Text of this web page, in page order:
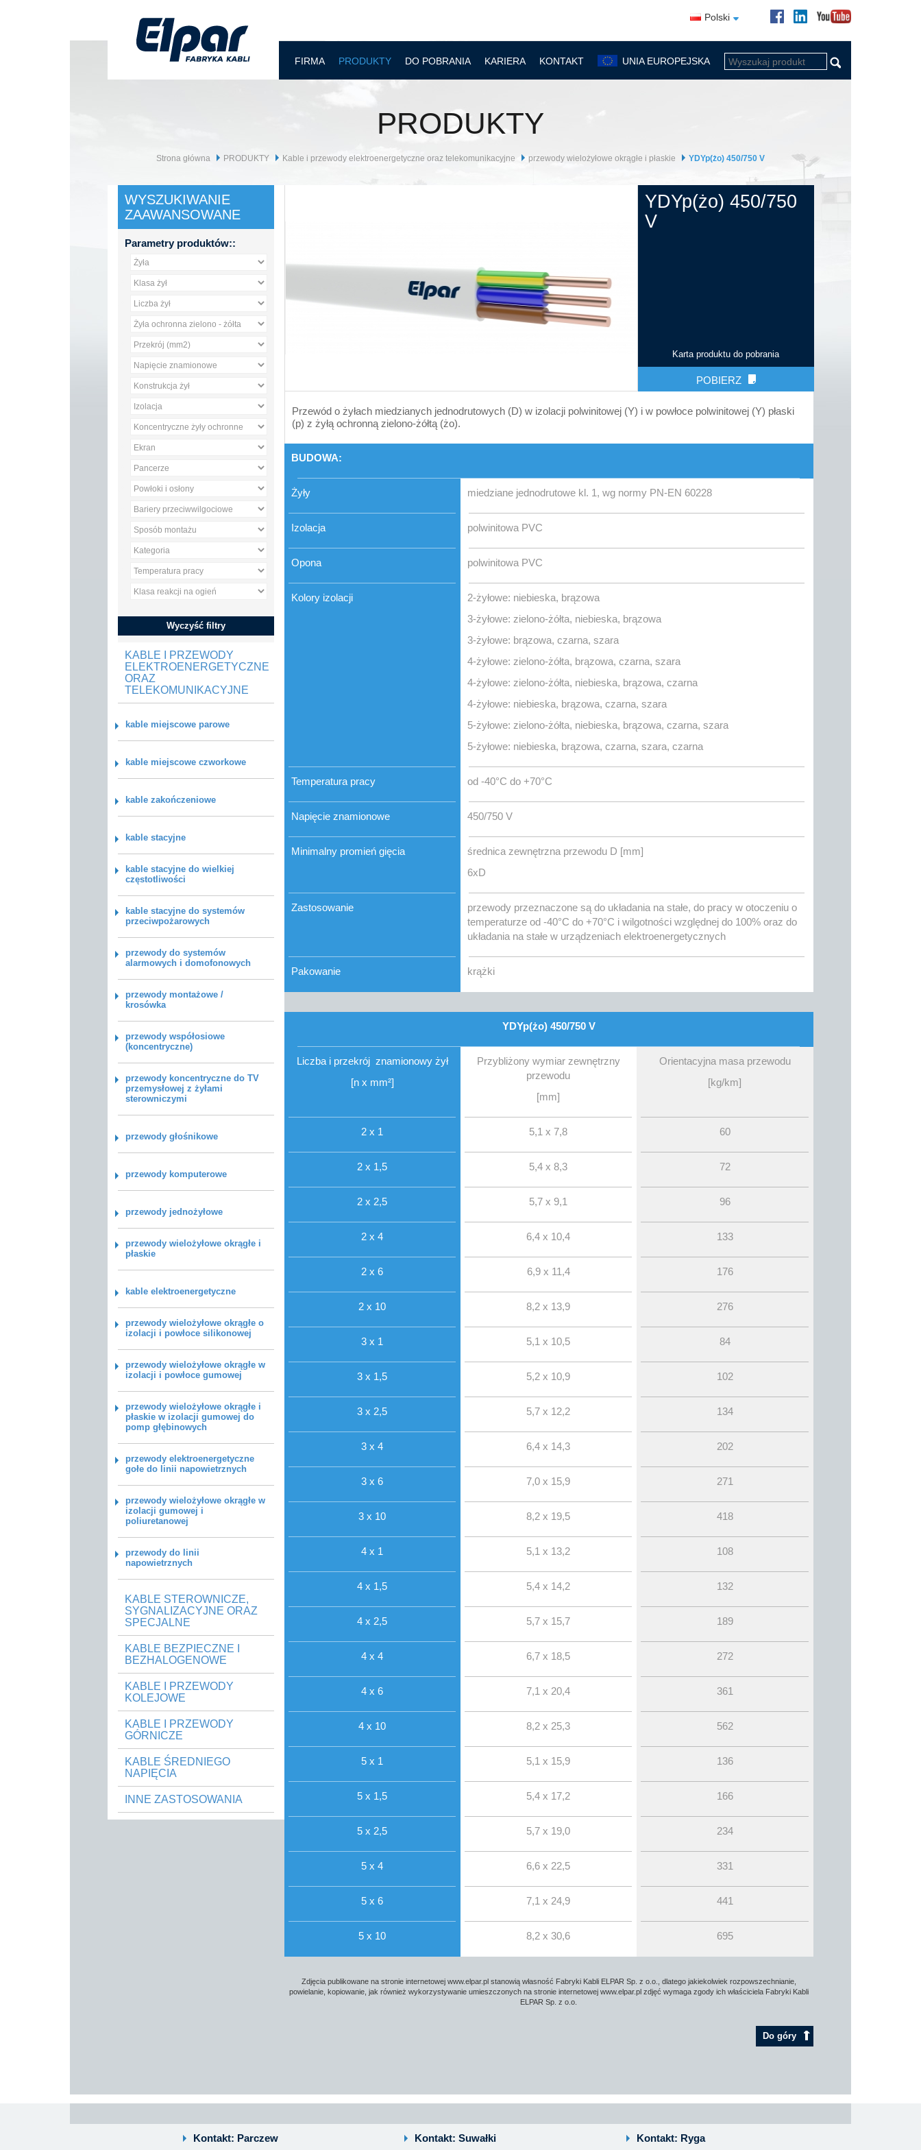
Polski
FIRMA PRODUKTY DO POBRANIA KARIERA KONTAKT UNIA EUROPEJSKA
PRODUKTY
Strona główna PRODUKTY Kable i przewody elektroenergetyczne oraz telekomunikacyjne przewody wielożyłowe okrągłe i płaskie YDYp(żo) 450/750 V
WYSZUKIWANIE
ZAAWANSOWANE
Parametry produktów::
Wyczyść filtry
KABLE I PRZEWODY
ELEKTROENERGETYCZNE
ORAZ
TELEKOMUNIKACYJNE
kable miejscowe parowe
kable miejscowe czworkowe
kable zakończeniowe
kable stacyjne
kable stacyjne do wielkiej
częstotliwości
kable stacyjne do systemów
przeciwpożarowych
przewody do systemów
alarmowych i domofonowych
przewody montażowe /
krosówka
przewody współosiowe
(koncentryczne)
przewody koncentryczne do TV
przemysłowej z żyłami
sterowniczymi
przewody głośnikowe
przewody komputerowe
przewody jednożyłowe
przewody wielożyłowe okrągłe i
płaskie
kable elektroenergetyczne
przewody wielożyłowe okrągłe o
izolacji i powłoce silikonowej
przewody wielożyłowe okrągłe w
izolacji i powłoce gumowej
przewody wielożyłowe okrągłe i
płaskie w izolacji gumowej do
pomp głębinowych
przewody elektroenergetyczne
gołe do linii napowietrznych
przewody wielożyłowe okrągłe w
izolacji gumowej i
poliuretanowej
przewody do linii
napowietrznych
KABLE STEROWNICZE,
SYGNALIZACYJNE ORAZ
SPECJALNE
KABLE BEZPIECZNE I
BEZHALOGENOWE
KABLE I PRZEWODY
KOLEJOWE
KABLE I PRZEWODY
GÓRNICZE
KABLE ŚREDNIEGO
NAPIĘCIA
INNE ZASTOSOWANIA
YDYp(żo) 450/750
V
Karta produktu do pobrania
POBIERZ
Przewód o żyłach miedzianych jednodrutowych (D) w izolacji polwinitowej (Y) i w powłoce polwinitowej (Y) płaski
(p) z żyłą ochronną zielono-żółtą (żo).
BUDOWA:
Żyły miedziane jednodrutowe kl. 1, wg normy PN-EN 60228
Izolacja polwinitowa PVC
Opona polwinitowa PVC
Kolory izolacji
2-żyłowe: niebieska, brązowa
3-żyłowe: zielono-żółta, niebieska, brązowa
3-żyłowe: brązowa, czarna, szara
4-żyłowe: zielono-żółta, brązowa, czarna, szara
4-żyłowe: zielono-żółta, niebieska, brązowa, czarna
4-żyłowe: niebieska, brązowa, czarna, szara
5-żyłowe: zielono-żółta, niebieska, brązowa, czarna, szara
5-żyłowe: niebieska, brązowa, czarna, szara, czarna
Temperatura pracy od -40°C do +70°C
Napięcie znamionowe 450/750 V
Minimalny promień gięcia
średnica zewnętrzna przewodu D [mm]
6xD
Zastosowanie
przewody przeznaczone są do układania na stałe, do pracy w otoczeniu o
temperaturze od -40°C do +70°C i wilgotności względnej do 100% oraz do
układania na stałe w urządzeniach elektroenergetycznych
Pakowanie krążki
YDYp(żo) 450/750 V
Liczba i przekrój znamionowy żył
[n x mm²]
Przybliżony wymiar zewnętrzny
przewodu
[mm]
Orientacyjna masa przewodu
[kg/km]
2 x 1 5,1 x 7,8 60
2 x 1,5 5,4 x 8,3 72
2 x 2,5 5,7 x 9,1 96
2 x 4 6,4 x 10,4 133
2 x 6 6,9 x 11,4 176
2 x 10 8,2 x 13,9 276
3 x 1 5,1 x 10,5 84
3 x 1,5 5,2 x 10,9 102
3 x 2,5 5,7 x 12,2 134
3 x 4 6,4 x 14,3 202
3 x 6 7,0 x 15,9 271
3 x 10 8,2 x 19,5 418
4 x 1 5,1 x 13,2 108
4 x 1,5 5,4 x 14,2 132
4 x 2,5 5,7 x 15,7 189
4 x 4 6,7 x 18,5 272
4 x 6 7,1 x 20,4 361
4 x 10 8,2 x 25,3 562
5 x 1 5,1 x 15,9 136
5 x 1,5 5,4 x 17,2 166
5 x 2,5 5,7 x 19,0 234
5 x 4 6,6 x 22,5 331
5 x 6 7,1 x 24,9 441
5 x 10 8,2 x 30,6 695
Zdjęcia publikowane na stronie internetowej www.elpar.pl stanowią własność Fabryki Kabli ELPAR Sp. z o.o., dlatego jakiekolwiek rozpowszechnianie,
powielanie, kopiowanie, jak również wykorzystywanie umieszczonych na stronie internetowej www.elpar.pl zdjęć wymaga zgody ich właściciela Fabryki Kabli
ELPAR Sp. z o.o.
Do góry
Kontakt: Parczew Kontakt: Suwałki Kontakt: Ryga